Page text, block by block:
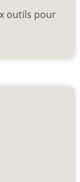
outils pour